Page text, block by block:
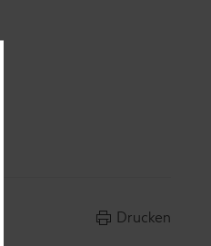
Drucken